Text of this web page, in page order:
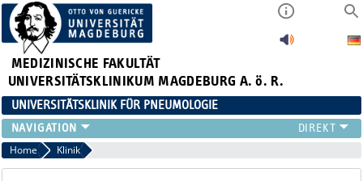
MEDIZINISCHE FAKULTÄT
UNIVERSITÄTSKLINIKUM MAGDEBURG A. ö. R.
UNIVERSITÄTSKLINIK FÜR PNEUMOLOGIE
KLINIK
STRUKTUR
Home Klinik